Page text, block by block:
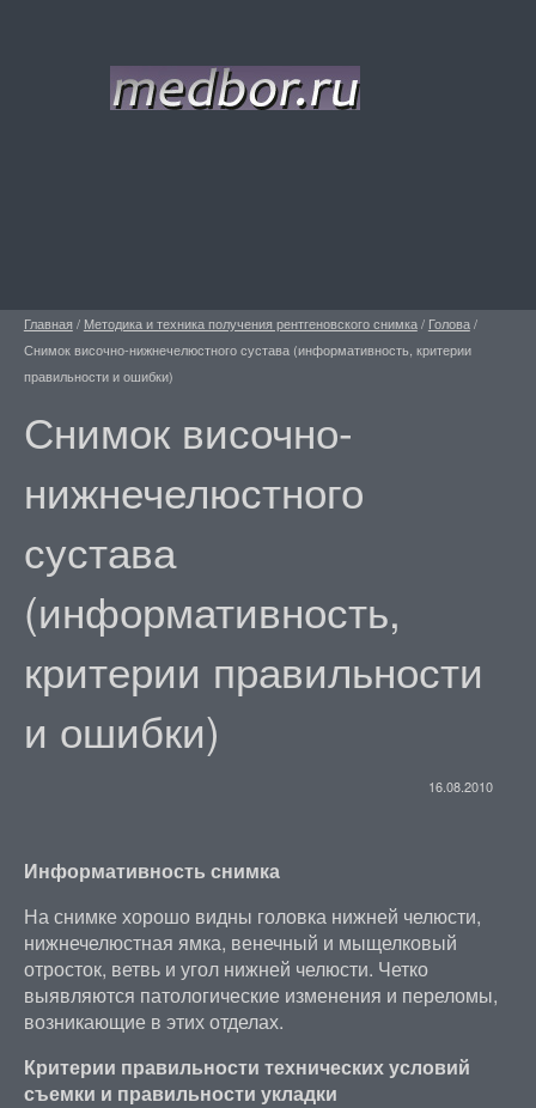
Главная / Методика и техника получения рентгеновского снимка/ Голова/
Снимок височно-нижнечелюстного сустава (информативность, критерии
правильности и ошибки)
Снимок височно-
нижнечелюстного
сустава
(информативность,
критерии правильности
и ошибки)
16.08.2010
Информативность снимка
На снимке хорошо видны головка нижней челюсти,
нижнечелюстная ямка, венечный и мыщелковый
отросток, ветвь и угол нижней челюсти. Четко
выявляются патологические изменения и переломы,
возникающие в этих отделах.
Критерии правильности технических условий
съемки и правильности укладки